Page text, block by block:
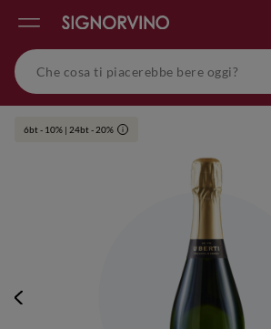
6bt - 10% | 24bt - 20% i